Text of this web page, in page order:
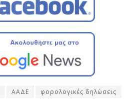
ΑΑΔΕ φορολογικές δηλώσεις